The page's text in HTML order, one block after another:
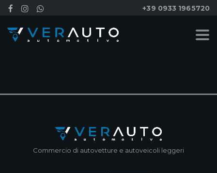
+39 0933 1965720
Commercio di autovetture e autoveicoli leggeri